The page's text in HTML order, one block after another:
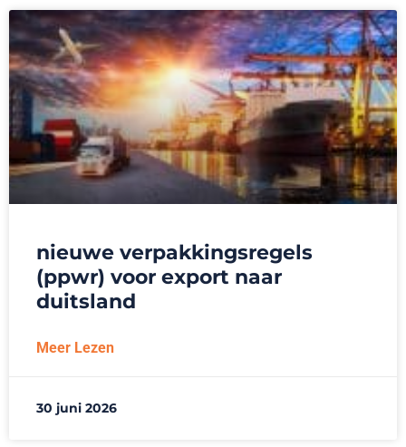
nieuwe verpakkingsregels
(ppwr) voor export naar
duitsland
Meer Lezen
30 juni 2026